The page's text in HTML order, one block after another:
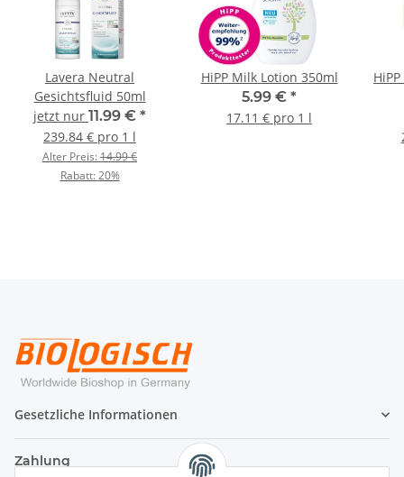
Lavera Neutral
Gesichtsfluid 50ml
jetzt nur 11.99 € *
239.84 € pro 1 l
Alter Preis:14.99 €
Rabatt:20%
HiPP Milk Lotion 350ml
5.99 € *
17.11 € pro 1 l
Gesetzliche Informationen
Zahlung